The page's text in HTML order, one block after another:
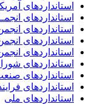
استانداردهای
استانداردهای
استانداردهای
استانداردهای
استانداردهای
استانداردهای
استانداردهای
استانداردهای
استانداردهای ملی